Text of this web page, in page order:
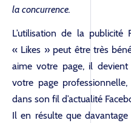
la concurrence.
L’utilisation de la publicité
« Likes » peut être très
aime votre page, il
votre page
dans son fil d’actualité
Il en résulte que davantage